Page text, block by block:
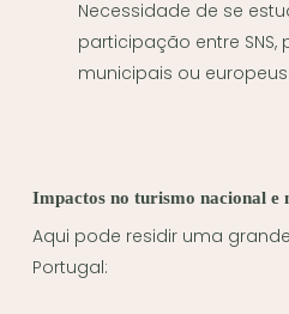
Necessidade de se
participação entre
municipais ou europeus.
Impactos no turismo nacional e
Aqui pode residir uma
Portugal: